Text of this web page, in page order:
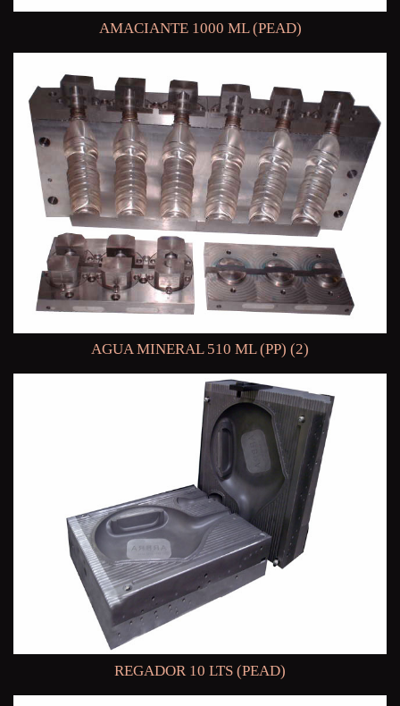
AMACIANTE 1000 ML (PEAD)
AGUA MINERAL 510 ML (PP) (2)
REGADOR 10 LTS (PEAD)